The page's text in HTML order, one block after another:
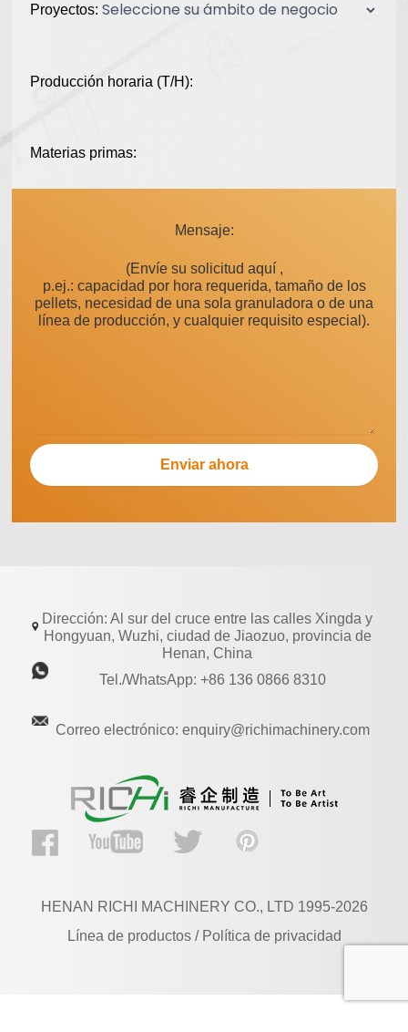
Proyectos:
Producción horaria (T/H):
Materias primas:
Mensaje:
(Envíe su solicitud aquí ,
p.ej.: capacidad por hora requerida, tamaño de los
pellets, necesidad de una sola granuladora o de una
línea de producción, y cualquier requisito especial).
Dirección: Al sur del cruce entre las calles Xingda y
Hongyuan, Wuzhi, ciudad de Jiaozuo, provincia de
Henan, China
Tel./WhatsApp: +86 136 0866 8310
Correo electrónico: enquiry@richimachinery.com
HENAN RICHI MACHINERY CO., LTD 1995-2026
Línea de productos / Política de privacidad